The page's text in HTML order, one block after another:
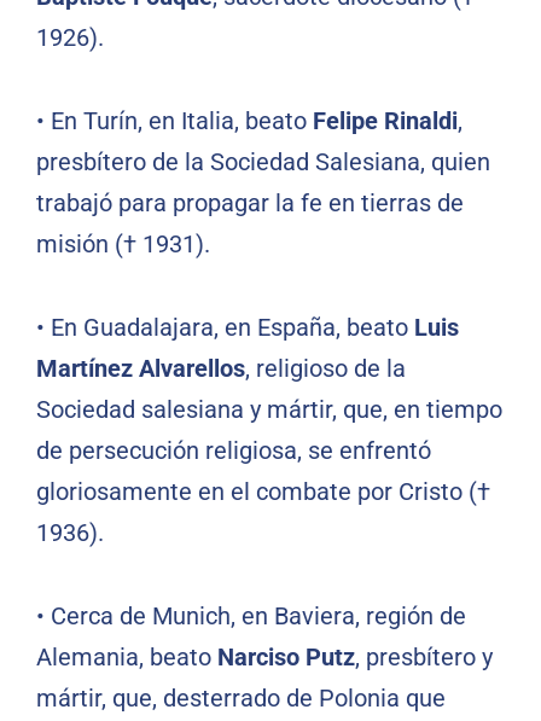
1926).
• En Turín, en Italia, beato Felipe Rinaldi,
presbítero de la Sociedad Salesiana, quien
trabajó para propagar la fe en tierras de
misión († 1931).
• En Guadalajara, en España, beato Luis
Martínez Alvarellos, religioso de la
Sociedad salesiana y mártir, que, en tiempo
de persecución religiosa, se enfrentó
gloriosamente en el combate por Cristo (†
1936).
• Cerca de Munich, en Baviera, región de
Alemania, beato Narciso Putz, presbítero y
mártir, que, desterrado de Polonia que